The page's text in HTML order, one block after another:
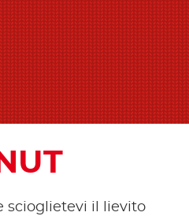
scioglietevi il lievito